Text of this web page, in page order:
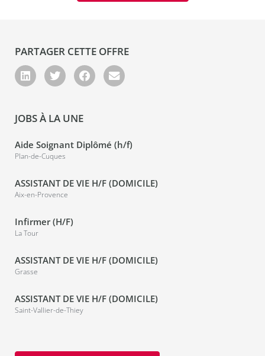
PARTAGER CETTE OFFRE
JOBS À LA UNE
Aide Soignant Diplômé (h/f)
Plan-de-Cuques
ASSISTANT DE VIE H/F (DOMICILE)
Aix-en-Provence
Infirmer (H/F)
La Tour
ASSISTANT DE VIE H/F (DOMICILE)
Grasse
ASSISTANT DE VIE H/F (DOMICILE)
Saint-Vallier-de-Thiey